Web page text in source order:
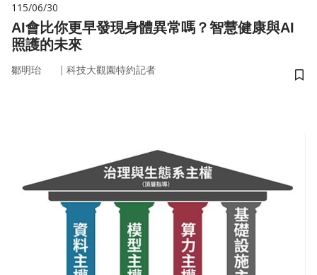
115/06/30
AI會比你更早發現身體異常嗎？智慧健康與AI
照護的未來
鄒明珆 ｜ 科技大觀園特約記者
儲